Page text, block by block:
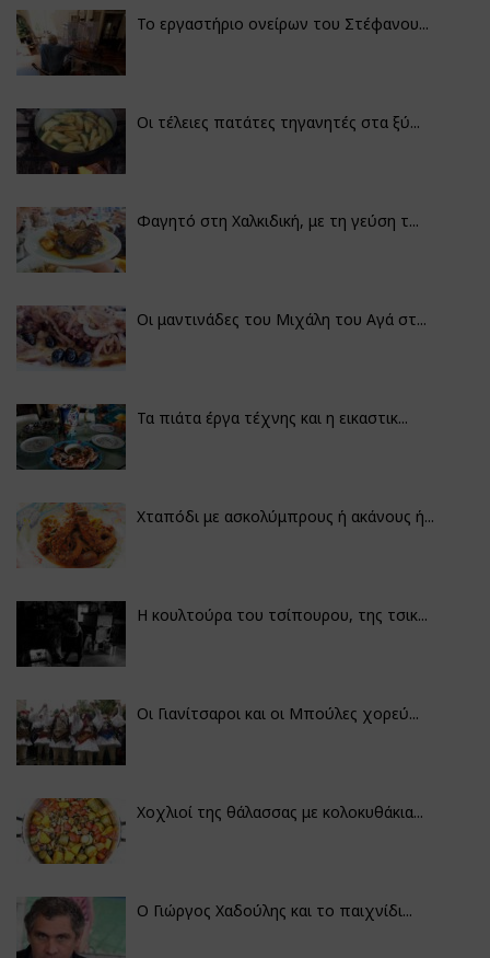
Το εργαστήριο ονείρων του Στέφανου...
Οι τέλειες πατάτες τηγανητές στα ξύ...
Φαγητό στη Χαλκιδική, με τη γεύση τ...
Οι μαντινάδες του Μιχάλη του Αγά στ...
Τα πιάτα έργα τέχνης και η εικαστικ...
Χταπόδι με ασκολύμπρους ή ακάνους ή...
Η κουλτούρα του τσίπουρου, της τσικ...
Οι Γιανίτσαροι και οι Μπούλες χορεύ...
Χοχλιοί της θάλασσας με κολοκυθάκια...
Ο Γιώργος Χαδούλης και το παιχνίδι...